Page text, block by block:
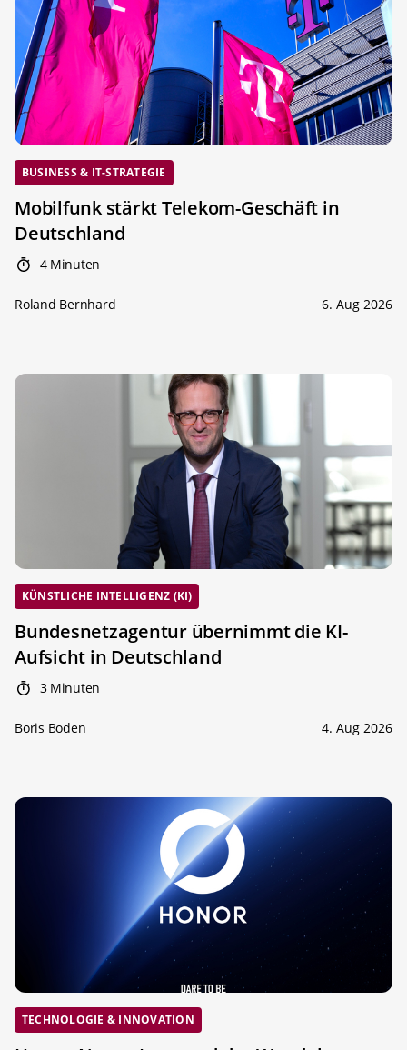
BUSINESS & IT-STRATEGIE
Mobilfunk stärkt Telekom-Geschäft in
Deutschland
4 Minuten
Roland Bernhard 6. Aug 2026
KÜNSTLICHE INTELLIGENZ (KI)
Bundesnetzagentur übernimmt die KI-
Aufsicht in Deutschland
3 Minuten
Boris Boden 4. Aug 2026
TECHNOLOGIE & INNOVATION